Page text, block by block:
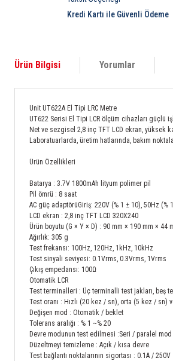
Kredi Kartı ile Güvenli Ödeme
Ürün Bilgisi Yorumlar
Unit UT622A El Tipi LRC Metre
UT622 Serisi El Tipi LCR ölçüm cihazları güçlü
Net ve sezgisel 2,8 inç TFT LCD ekran,
Laboratuarlarda, üretim hatlarında, bakım
Ürün Özellikleri
Batarya : 3.7V 1800mAh lityum polimer pil
Pil ömrü : 8 saat
AC güç adaptörüGiriş: 220V (% 1 ± 10), 50Hz (% 1
LCD ekran : 2,8 inç TFT LCD 320X240
Ürün boyutu (G × Y × D) : 90 mm × 190 mm × 44
Ağırlık: 305 g
Test frekansı: 100Hz, 120Hz, 1kHz, 10kHz
Test sinyali seviyesi: 0.1Vrms, 0.3Vrms, 1Vrms
Çıkış empedansı: 100Ω
Otomatik LCR
Test terminalleri : Üç terminalli test jakları, beş
Test oranı : Hızlı (20 kez / sn), orta (5 kez / sn)
Değişen mod : Otomatik / beklet
Tolerans aralığı : % 1 ~% 20
Devre modunun test edilmesi :Seri / paralel mod
Düzeltmeyi temizleme : Açık / kısa devre
Test bağlantı noktalarının sigortası : 0.1A / 250V